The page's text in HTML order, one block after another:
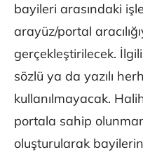
bayileri arasındaki
arayüz/portal
gerçekleştirilecek.
sözlü ya da yazılı
kullanılmayacak.
portala sahip
oluşturularak